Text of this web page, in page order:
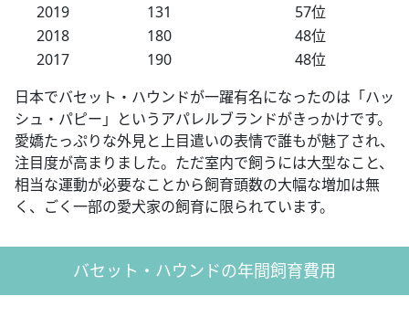
2019
131
57位
2018
180
48位
2017
190
48位
日本でバセット・ハウンドが一躍有名になったのは「ハッ
シュ・パピー」というアパレルブランドがきっかけです。
愛嬌たっぷりな外見と上目遣いの表情で誰もが魅了され、
注目度が高まりました。ただ室内で飼うには大型なこと、
相当な運動が必要なことから飼育頭数の大幅な増加は無
く、ごく一部の愛犬家の飼育に限られています。
バセット・ハウンドの年間飼育費用